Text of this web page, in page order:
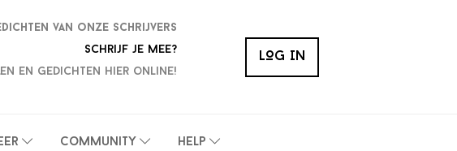
van onze schrijvers
Schrijf je mee?
en gedichten hier online!
LOG IN
Community Help